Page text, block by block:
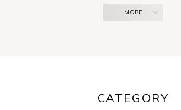
MORE
CATEGORY